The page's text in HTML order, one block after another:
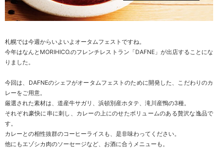
札幌では今週からいよいよオータムフェストですね。
今年はなんとMORIHICO.のフレンチレストラン「DAFNE」が出店することにな
りました。
今回は、DAFNEのシェフがオータムフェストのために開発した、こだわりのカ
レーをご用意。
厳選された素材は、道産牛サガリ、浜頓別産ホタテ、滝川産鴨の3種。
それぞれ豪快に串に刺し、カレーの上にのせたボリュームのある贅沢な逸品で
す。
カレーとの相性抜群のコーヒーライスも、是非味わってください。
他にもエゾシカ肉のソーセージなど、お酒に合うメニューも。